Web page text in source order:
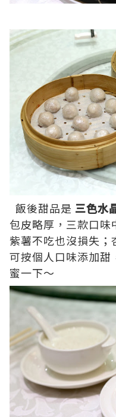
飯後甜品是 三色水
包皮略厚，三款口
紫薯不吃也沒損失
可按個人口味添加甜
蜜一下～